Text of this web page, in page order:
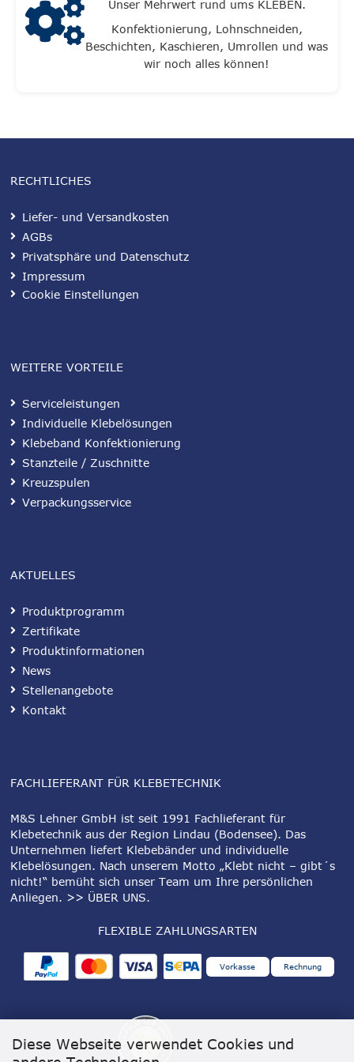
Diese Webseite verwendet Cookies und
Unser Mehrwert rund ums KLEBEN.
Konfektionierung, Lohnschneiden,
Beschichten, Kaschieren, Umrollen und was
wir noch alles können!
RECHTLICHES
Liefer- und Versandkosten
AGBs
Privatsphäre und Datenschutz
Impressum
Cookie Einstellungen
WEITERE VORTEILE
Serviceleistungen
Individuelle Klebelösungen
Klebeband Konfektionierung
Stanzteile / Zuschnitte
Kreuzspulen
Verpackungsservice
FACHLIEFERANT FÜR KLEBETECHNIK
M&S Lehner GmbH ist seit 1991 Fachlieferant für
Klebetechnik aus der Region Lindau (Bodensee). Das
Unternehmen liefert Klebebänder und individuelle
Klebelösungen. Nach unserem Motto „Klebt nicht – gibt´s
nicht!“ bemüht sich unser Team um Ihre persönlichen
Anliegen. >> ÜBER UNS.
FLEXIBLE ZAHLUNGSARTEN
Vorkasse Rechnung
AKTUELLES
Produktprogramm
Zertifikate
Produktinformationen
News
Stellenangebote
Kontakt